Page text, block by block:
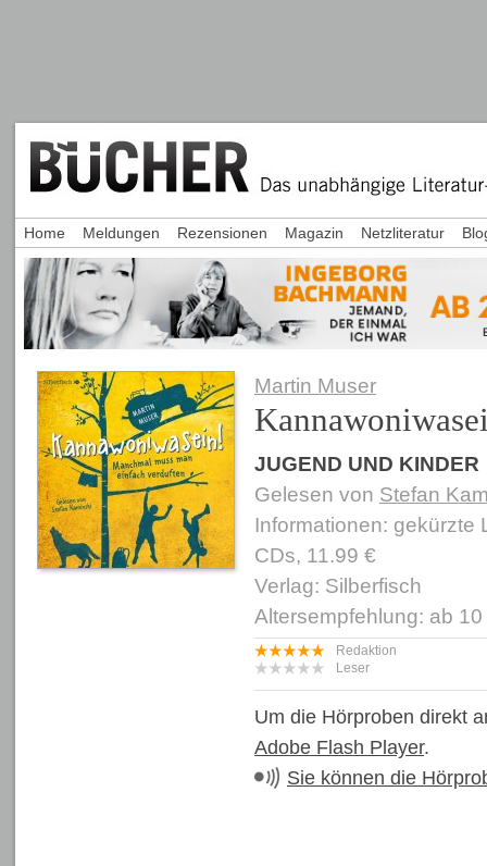
Martin Muser
JUGEND UND KINDER
Gelesen von Stefan
Informationen: gekürzte
CDs, 11.99 €
Verlag: Silberfisch
Altersempfehlung: ab
Redaktion
Leser
Um die Hörproben direkt
Adobe Flash Player.
Sie können die
Home Meldungen Rezensionen Magazin Netzliteratur